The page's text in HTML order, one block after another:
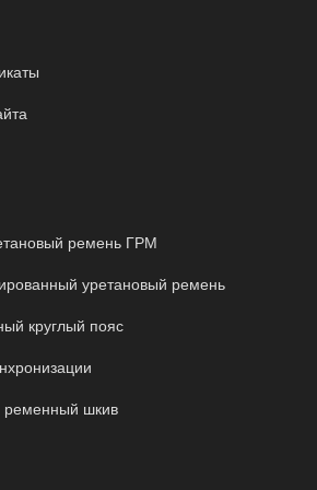
ремень ГРМ
уретановый ремень
круглый пояс
ременный шкив